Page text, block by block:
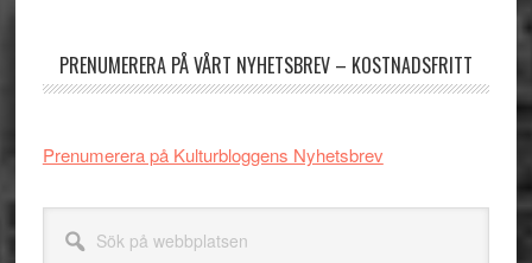
PRENUMERERA PÅ VÅRT NYHETSBREV – KOSTNADSFRITT
Prenumerera på Kulturbloggens Nyhetsbrev